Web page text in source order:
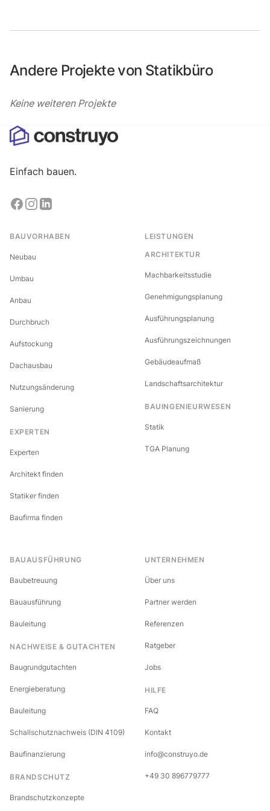
Andere Projekte von Statikbüro
Keine weiteren Projekte
Einfach bauen.
BAUVORHABEN
Neubau
Umbau
Anbau
Durchbruch
Aufstockung
Dachausbau
Nutzungsänderung
Sanierung
EXPERTEN
Experten
Architekt finden
Statiker finden
Baufirma finden
LEISTUNGEN
ARCHITEKTUR
Machbarkeitsstudie
Genehmigungsplanung
Ausführungsplanung
Ausführungszeichnungen
Gebäudeaufmaß
Landschaftsarchitektur
BAUINGENIEURWESEN
Statik
TGA Planung
BAUAUSFÜHRUNG
Baubetreuung
Bauausführung
Bauleitung
NACHWEISE & GUTACHTEN
Baugrundgutachten
Energieberatung
Bauleitung
Schallschutznachweis (DIN 4109)
Baufinanzierung
BRANDSCHUTZ
Brandschutzkonzepte
UNTERNEHMEN
Über uns
Partner werden
Referenzen
Ratgeber
Jobs
HILFE
FAQ
Kontakt
info@construyo.de
+49 30 896779777